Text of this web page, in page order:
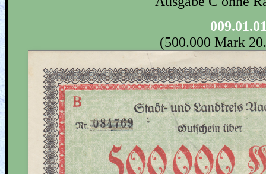
(500.000 Mark